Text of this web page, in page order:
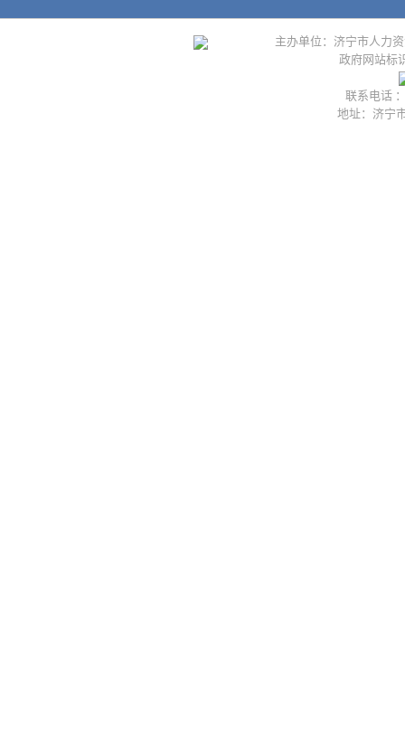
主办单位：济宁市人力
政府网站标
联系电话
地址：济宁